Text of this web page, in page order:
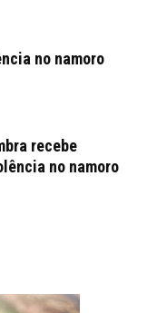
no namoro
recebe
no namoro